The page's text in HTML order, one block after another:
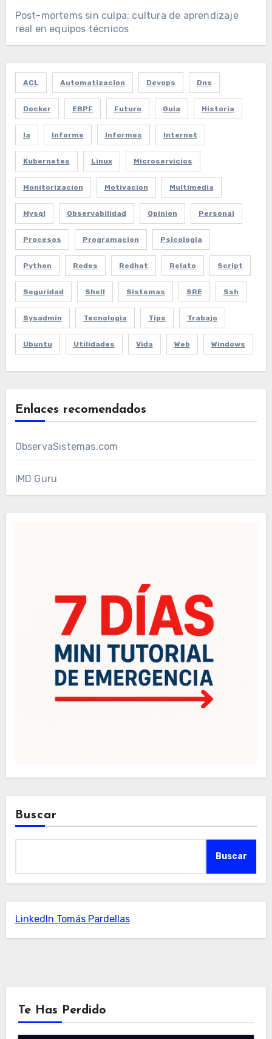
Post-mortems sin culpa: cultura de aprendizaje
real en equipos técnicos
ACL Automatizacion Devops Dns
Docker EBPF Futuro Guia Historia
Ia Informe Informes Internet
Kubernetes Linux Microservicios
Monitorizacion Motivacion Multimedia
Mysql Observabilidad Opinion Personal
Procesos Programacion Psicologia
Python Redes Redhat Relato Script
Seguridad Shell Sistemas SRE Ssh
Sysadmin Tecnologia Tips Trabajo
Ubuntu Utilidades Vida Web Windows
Enlaces recomendados
ObservaSistemas.com
IMD Guru
Buscar
Buscar
LinkedIn Tomás Pardellas
Te Has Perdido